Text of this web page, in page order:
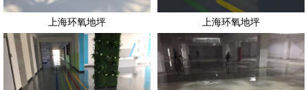
上海环氧地坪 上海环氧地坪